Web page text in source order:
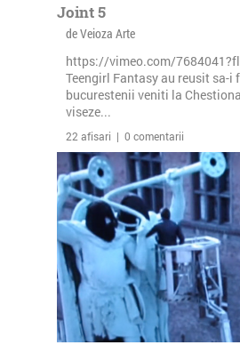
Joint 5
de Veioza Arte
https://vimeo.com/
Teengirl Fantasy au reusit sa-i
bucurestenii veniti la
viseze...
22 afisari | 0 comentarii